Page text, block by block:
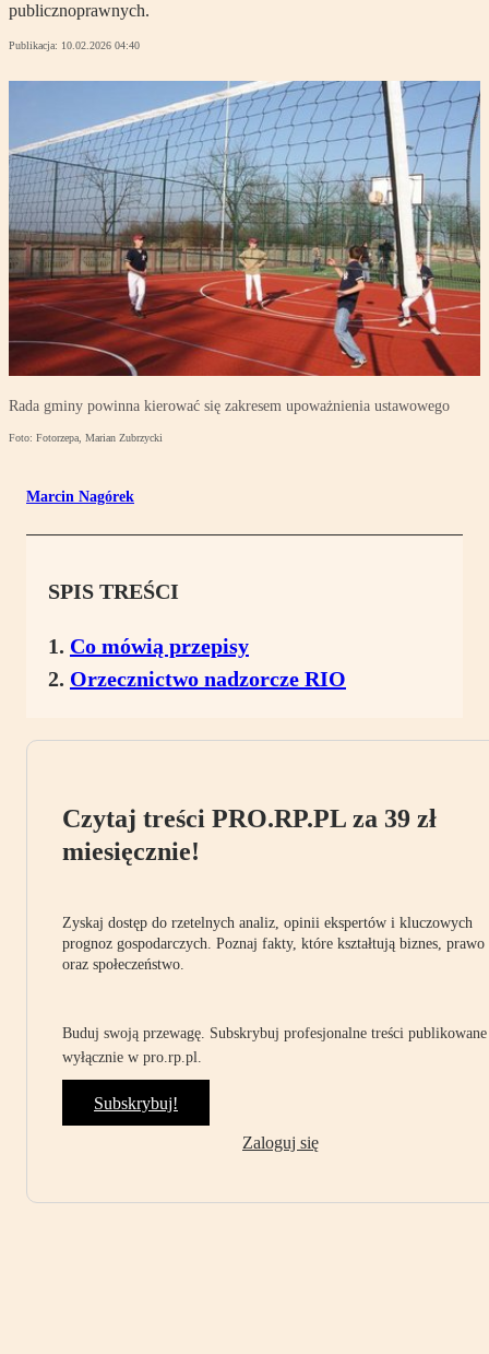
publicznoprawnych.
Publikacja: 10.02.2026 04:40
Rada gminy powinna kierować się zakresem upoważnienia ustawowego
Foto: Fotorzepa, Marian Zubrzycki
Marcin Nagórek
SPIS TREŚCI
Co mówią przepisy
Orzecznictwo nadzorcze RIO
Czytaj treści PRO.RP.PL za 39 zł
miesięcznie!
Zyskaj dostęp do rzetelnych analiz, opinii ekspertów i kluczowych
prognoz gospodarczych. Poznaj fakty, które kształtują biznes, prawo
oraz społeczeństwo.
Buduj swoją przewagę. Subskrybuj profesjonalne treści publikowane
wyłącznie w pro.rp.pl.
Subskrybuj!
Zaloguj się